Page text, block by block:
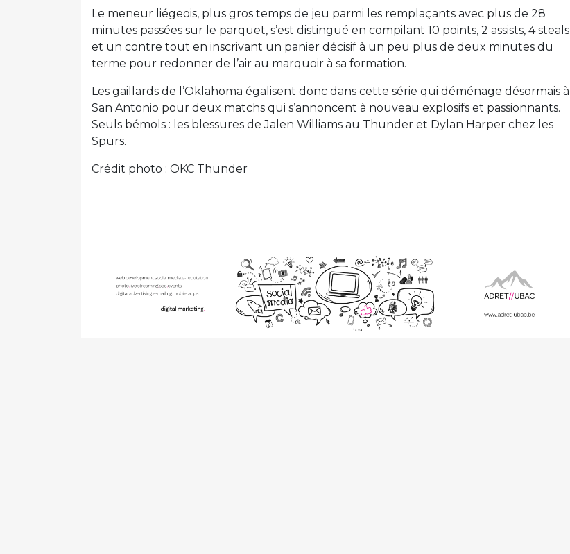
Le meneur liégeois, plus gros temps de jeu parmi les remplaçants avec plus de 28
minutes passées sur le parquet, s’est distingué en compilant 10 points, 2 assists, 4 steals
et un contre tout en inscrivant un panier décisif à un peu plus de deux minutes du
terme pour redonner de l’air au marquoir à sa formation.
Les gaillards de l’Oklahoma égalisent donc dans cette série qui déménage désormais à
San Antonio pour deux matchs qui s’annoncent à nouveau explosifs et passionnants.
Seuls bémols : les blessures de Jalen Williams au Thunder et Dylan Harper chez les
Spurs.
Crédit photo : OKC Thunder